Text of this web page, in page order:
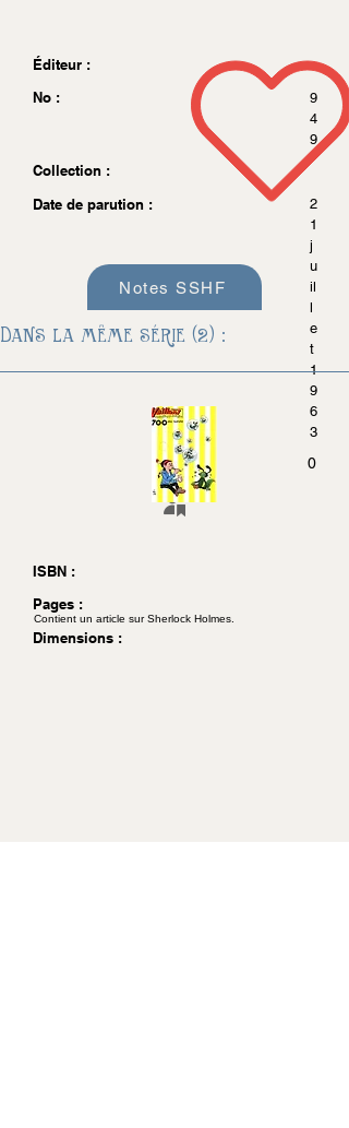
Éditeur :
No :
9
4
9
Collection :
Date de parution :
2
1
j
u
il
l
e
t
1
9
6
3
0
ISBN :
Pages :
Dimensions :
Notes SSHF
Contient un article sur Sherlock Holmes.
Dans la même série (2) :